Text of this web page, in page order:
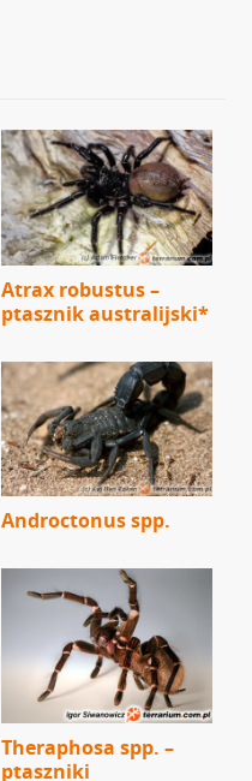
Atrax robustus –
ptasznik australijski*
Androctonus spp.
Theraphosa spp. –
ptaszniki